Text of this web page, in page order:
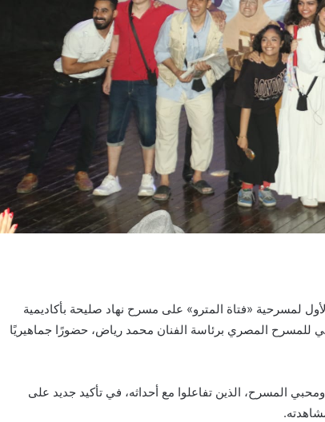
لمسرحية «فتاة المترو» على مسرح نهاد صليحة بأكاديمية
للمسرح المصري برئاسة الفنان محمد رياض، حضورًا جماهيريًا
المسرح، الذين تفاعلوا مع أحداثه، في تأكيد جديد على